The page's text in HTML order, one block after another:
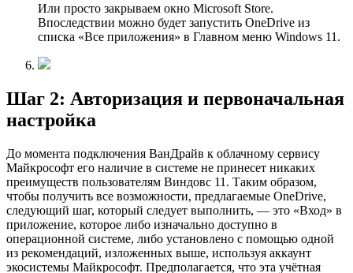
Или просто закрываем окно Microsoft Store.
Впоследствии можно будет запустить OneDrive из
списка «Все приложения» в Главном меню Windows 11.
Шаг 2: Авторизация и первоначальная
настройка
До момента подключения ВанДрайв к облачному сервису
Майкрософт его наличие в системе не принесет никаких
преимуществ пользователям Виндовс 11. Таким образом,
чтобы получить все возможности, предлагаемые OneDrive,
следующий шаг, который следует выполнить, — это «Вход» в
приложение, которое либо изначально доступно в
операционной системе, либо установлено с помощью одной
из рекомендаций, изложенных выше, используя аккаунт
экосистемы Майкрософт. Предполагается, что эта учётная